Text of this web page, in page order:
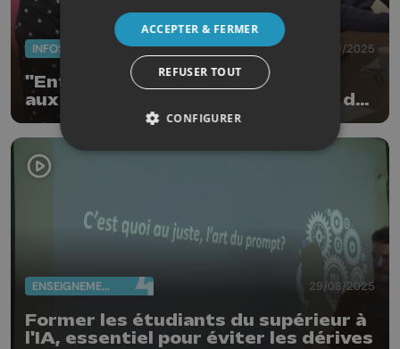
INFOS 10/09/2025
"Entre-Temps", un service d'aide
aux violences familiales au Palais de
Justice
ENSEIGNEMENT 29/08/2025
Former les étudiants du supérieur à
l'IA, essentiel pour éviter les dérives
ACCEPTER & FERMER
REFUSER TOUT
CONFIGURER